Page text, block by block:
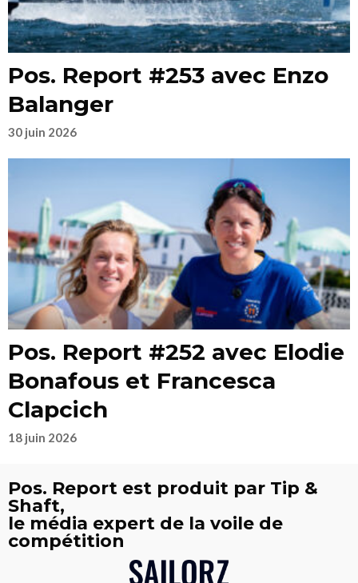
Pos. Report #253 avec Enzo
Balanger
30 juin 2026
Pos. Report #252 avec Elodie
Bonafous et Francesca
Clapcich
18 juin 2026
Pos. Report est produit par Tip &
Shaft,
le média expert de la voile de
compétition